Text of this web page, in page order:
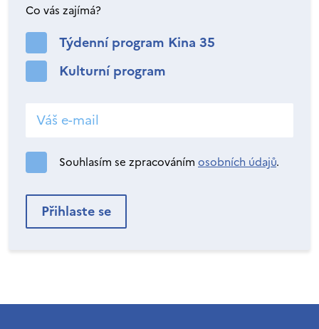
Co vás zajímá?
Týdenní program Kina 35
Kulturní program
Souhlasím se zpracováním osobních údajů.